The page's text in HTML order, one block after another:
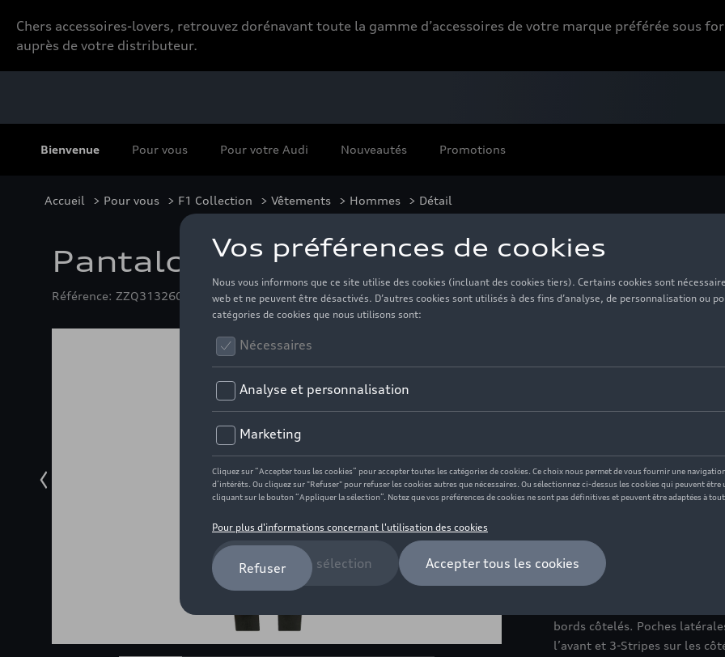
Chers accessoires-lovers, retrouvez dorénavant toute la gamme d’accessoires de votre marque préférée sous
auprès de votre distributeur.
Bienvenue Pour vous Pour votre Audi Nouveautés Promotions
Accueil > Pour vous > F1 Collection > Vêtements > Hommes > Détail
Pantalon de survêtement Audi F1 Fan,
Référence: ZZQ3132600907
Taille
Vérifiez la
Description
Pantalon de jogging long
bords côtelés. Poches
l’avant et 3-Stripes sur les